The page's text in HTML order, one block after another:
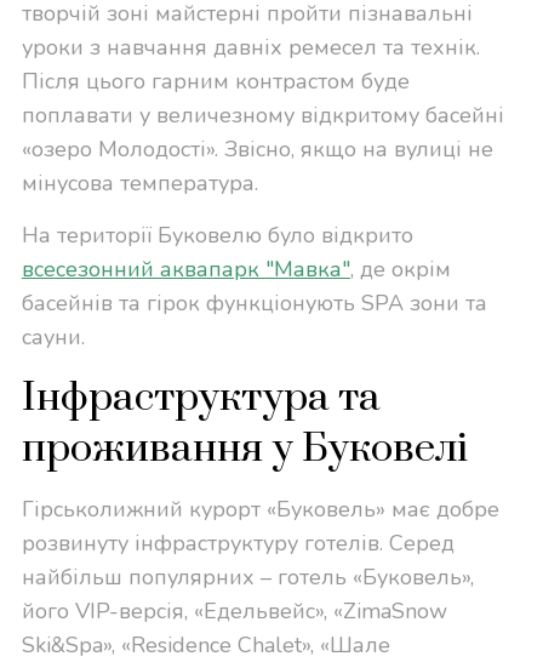
творчій зоні майстерні пройти пізнавальні
уроки з навчання давніх ремесел та технік.
Після цього гарним контрастом буде
поплавати у величезному відкритому басейні
«озеро Молодості». Звісно, якщо на вулиці не
мінусова температура.
На території Буковелю було відкрито
всесезонний аквапарк "Мавка", де окрім
басейнів та гірок функціонують SPA зони та
сауни.
Інфраструктура та
проживання у Буковелі
Гірськолижний курорт «Буковель» має добре
розвинуту інфраструктуру готелів. Серед
найбільш популярних – готель «Буковель»,
його VIP-версія, «Едельвейс», «ZimaSnow
Ski&Spa», «Residence Chalet», «Шале